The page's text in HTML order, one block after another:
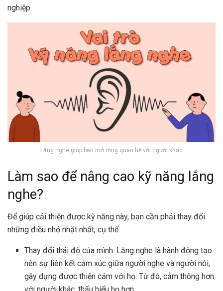
nghiệp.
Lắng nghe giúp bạn mở rộng quan hệ với người khác
Làm sao để nâng cao kỹ năng lắng
nghe?
Để giúp cải thiện được kỹ năng này, bạn cần phải thay đổi
những điều nhỏ nhặt nhất, cụ thể:
Thay đổi thái độ của mình: Lắng nghe là hành động tạo
nên sự liên kết cảm xúc giữa người nghe và người nói,
gây dựng được thiện cảm với họ. Từ đó, cảm thông hơn